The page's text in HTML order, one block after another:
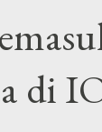
di